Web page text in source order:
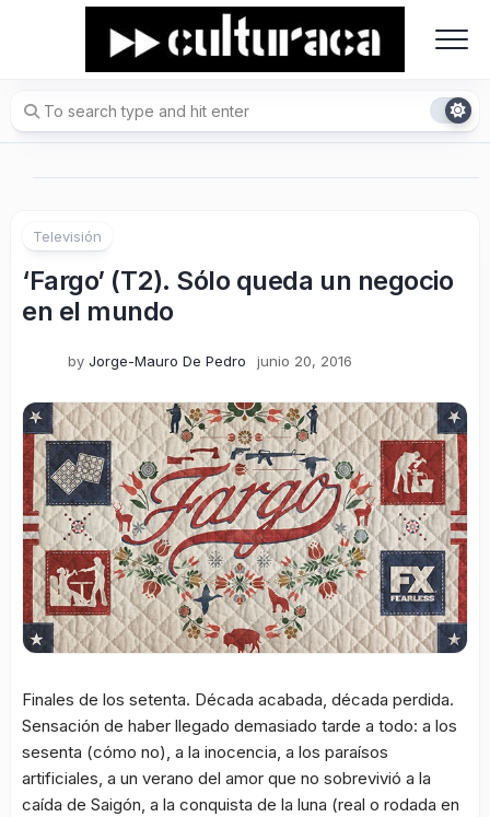
Televisión
‘Fargo’ (T2). Sólo queda un negocio
en el mundo
by Jorge-Mauro De Pedro junio 20, 2016
Finales de los setenta. Década acabada, década perdida.
Sensación de haber llegado demasiado tarde a todo: a los
sesenta (cómo no), a la inocencia, a los paraísos
artificiales, a un verano del amor que no sobrevivió a la
caída de Saigón, a la conquista de la luna (real o rodada en